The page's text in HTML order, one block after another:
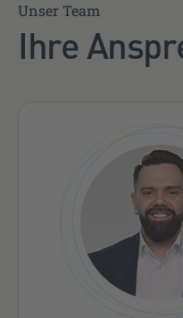
Unser Team
Ihre